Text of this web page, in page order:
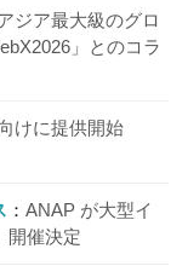
ジア最大級のグロ
」とのコラ
けに提供開始
ANAP が大型イ
開催決定